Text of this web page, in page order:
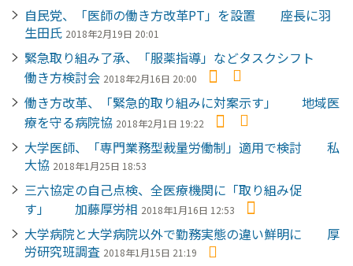
自民党、「医師の働き方改革PT」を設置 座長に羽
生田氏 2018年2月19日 20:01
緊急取り組み了承、「服薬指導」などタスクシフト
働き方検討会 2018年2月16日 20:00
働き方改革、「緊急的取り組みに対案示す」 地域医
療を守る病院協 2018年2月1日 19:22
大学医師、「専門業務型裁量労働制」適用で検討 私
大協 2018年1月25日 18:53
三六協定の自己点検、全医療機関に「取り組み促
す」 加藤厚労相 2018年1月16日 12:53
大学病院と大学病院以外で勤務実態の違い鮮明に 厚
労研究班調査 2018年1月15日 21:19